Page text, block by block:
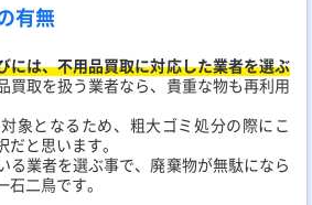
有無
には、不用品買取に対応した業者を選ぶ
買取を扱う業者なら、貴重な物も再利用
象となるため、粗大ゴミ処分の際にこ
と思います。
る業者を選ぶ事で、廃棄物が無駄になら
二鳥です。